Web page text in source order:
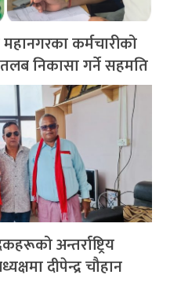
महानगरका कर्मचारीको
निकासा गर्ने सहमति
अन्तर्राष्ट्रिय
दीपेन्द्र चौहान